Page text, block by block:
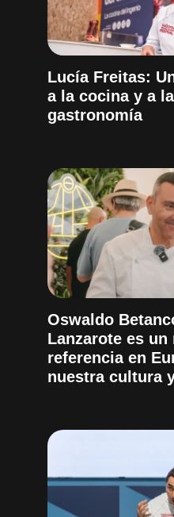
Lucía Freitas:
a la cocina y a
gastronomía
Oswaldo
Lanzarote es un
referencia en
nuestra cultura